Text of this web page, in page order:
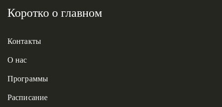
Коротко о главном
Контакты
О нас
Программы
Расписание